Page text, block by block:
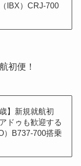
IBX）CRJ-700
初便！
】新規就航初
ドゥも歓迎する
）B737-700搭乗